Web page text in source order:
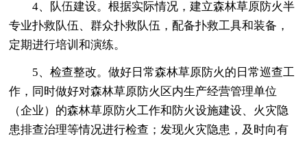
4、队伍建设。根据实际情况，建立森林草原防火半
专业扑救队伍、群众扑救队伍，配备扑救工具和装备，
定期进行培训和演练。
5、检查整改。做好日常森林草原防火的日常巡查工
作，同时做好对森林草原防火区内生产经营管理单位
（企业）的森林草原防火工作和防火设施建设、火灾隐
患排查治理等情况进行检查；发现火灾隐患，及时向有